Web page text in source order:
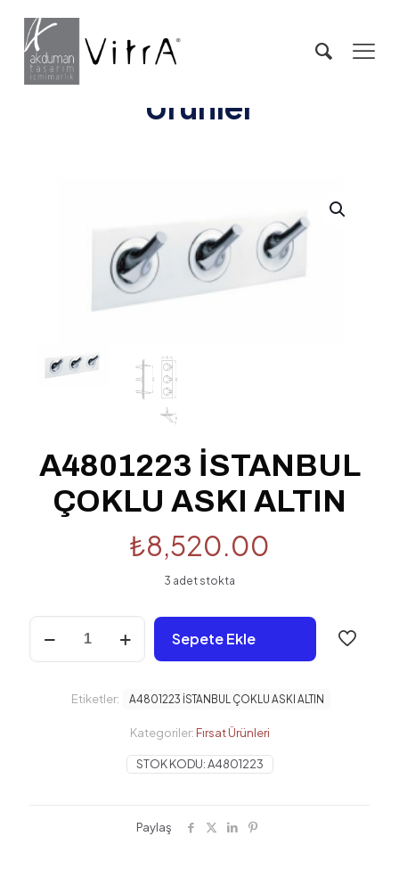
Ürünler
A4801223 İSTANBUL
ÇOKLU ASKI ALTIN
₺8,520.00
3 adet stokta
A4801223
İSTANBUL
ÇOKLU
Sepete Ekle
STOK KODU:A4801223
Kategoriler: Fırsat Ürünleri
Etiketler: A4801223 İSTANBUL ÇOKLU ASKI ALTIN
Paylaş